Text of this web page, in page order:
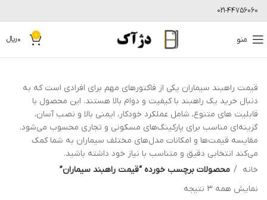
021-44756060
منو 0
0﷼
قیمت راهبند سیماران یکی از فاکتورهای مهم برای افرادی است که به
دنبال خرید یک راهبند با کیفیت و دوام بالا هستند. این محصول با
قابلیت های متنوع، شامل عملکرد خودکار، ایمنی بالا و نصب آسان،
گزینه‌ای مناسب برای پارکینگ‌های مسکونی و تجاری محسوب می‌شود.
مقایسه قیمت‌ها و امکانات مدل‌های مختلف سیماران به شما کمک
می‌کند انتخابی دقیق و متناسب با نیاز خود داشته باشید.
خانه
محصولات برچسب خورده “قیمت راهبند سیماران”
نمایش همه 3 نتیجه